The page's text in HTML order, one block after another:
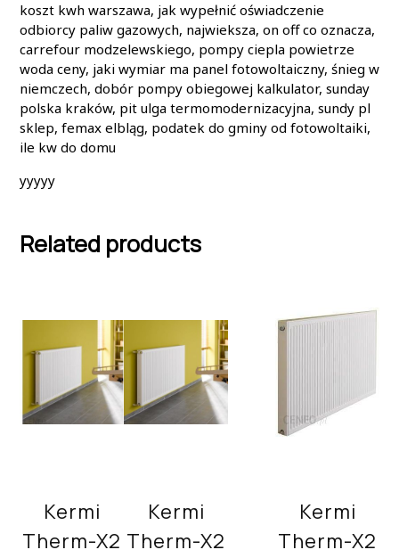
koszt kwh warszawa, jak wypełnić oświadczenie
odbiorcy paliw gazowych, najwieksza, on off co oznacza,
carrefour modzelewskiego, pompy ciepla powietrze
woda ceny, jaki wymiar ma panel fotowoltaiczny, śnieg w
niemczech, dobór pompy obiegowej kalkulator, sunday
polska kraków, pit ulga termomodernizacyjna, sundy pl
sklep, femax elbląg, podatek do gminy od fotowoltaiki,
ile kw do domu
yyyyy
Related products
Kermi
Therm-X2
Kermi
Therm-X2
Kermi
Therm-X2